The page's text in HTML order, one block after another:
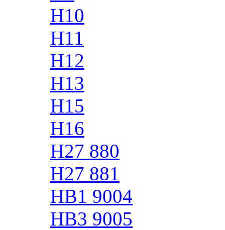
H10
H11
H12
H13
H15
H16
H27 880
H27 881
HB1 9004
HB3 9005